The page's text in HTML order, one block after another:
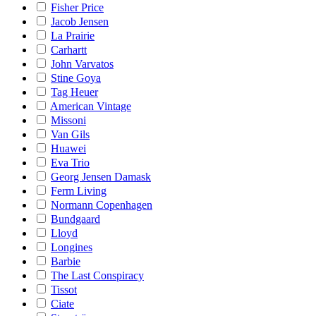
Fisher Price
Jacob Jensen
La Prairie
Carhartt
John Varvatos
Stine Goya
Tag Heuer
American Vintage
Missoni
Van Gils
Huawei
Eva Trio
Georg Jensen Damask
Ferm Living
Normann Copenhagen
Bundgaard
Lloyd
Longines
Barbie
The Last Conspiracy
Tissot
Ciate